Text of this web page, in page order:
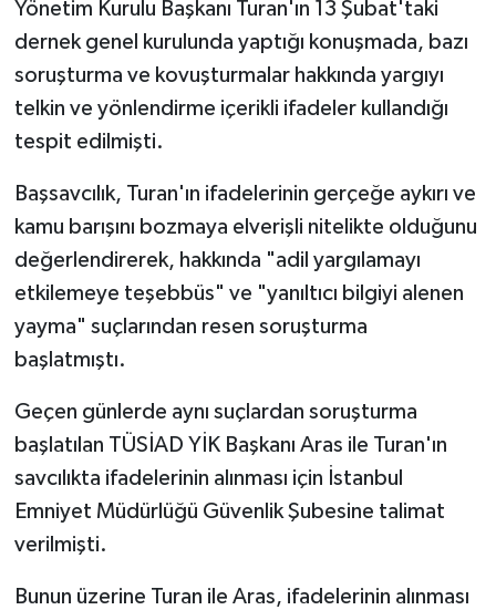
Yönetim Kurulu Başkanı Turan'ın 13 Şubat'taki
dernek genel kurulunda yaptığı konuşmada, bazı
soruşturma ve kovuşturmalar hakkında yargıyı
telkin ve yönlendirme içerikli ifadeler kullandığı
tespit edilmişti.
Başsavcılık, Turan'ın ifadelerinin gerçeğe aykırı ve
kamu barışını bozmaya elverişli nitelikte olduğunu
değerlendirerek, hakkında "adil yargılamayı
etkilemeye teşebbüs" ve "yanıltıcı bilgiyi alenen
yayma" suçlarından resen soruşturma
başlatmıştı.
Geçen günlerde aynı suçlardan soruşturma
başlatılan TÜSİAD YİK Başkanı Aras ile Turan'ın
savcılıkta ifadelerinin alınması için İstanbul
Emniyet Müdürlüğü Güvenlik Şubesine talimat
verilmişti.
Bunun üzerine Turan ile Aras, ifadelerinin alınması